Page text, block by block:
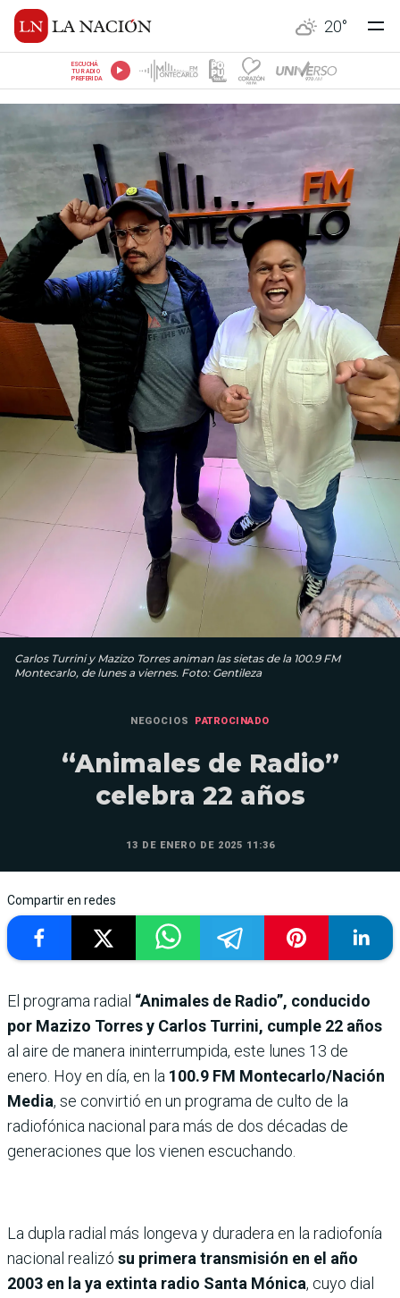
20°
ESCUCHÁ
TU RADIO
PREFERIDA
Carlos Turrini y Mazizo Torres animan las sietas de la 100.9 FM
Montecarlo, de lunes a viernes. Foto: Gentileza
NEGOCIOS PATROCINADO
“Animales de Radio”
celebra 22 años
13 DE ENERO DE 2025 11:36
Compartir en redes
El programa radial “Animales de Radio”, conducido
por Mazizo Torres y Carlos Turrini, cumple 22 años
al aire de manera ininterrumpida, este lunes 13 de
enero. Hoy en día, en la 100.9 FM Montecarlo/Nación
Media, se convirtió en un programa de culto de la
radiofónica nacional para más de dos décadas de
generaciones que los vienen escuchando.
La dupla radial más longeva y duradera en la radiofonía
nacional realizó su primera transmisión en el año
2003 en la ya extinta radio Santa Mónica, cuyo dial